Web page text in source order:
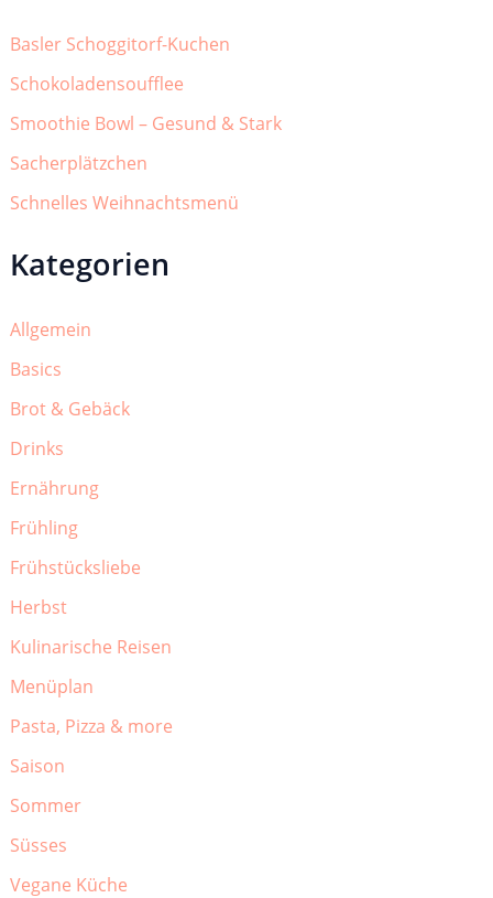
Basler Schoggitorf-Kuchen
Schokoladensoufflee
Smoothie Bowl – Gesund & Stark
Sacherplätzchen
Schnelles Weihnachtsmenü
Kategorien
Allgemein
Basics
Brot & Gebäck
Drinks
Ernährung
Frühling
Frühstücksliebe
Herbst
Kulinarische Reisen
Menüplan
Pasta, Pizza & more
Saison
Sommer
Süsses
Vegane Küche